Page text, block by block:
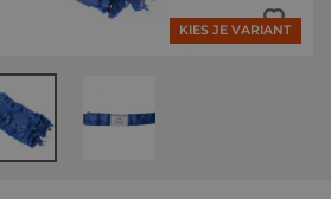
KIES JE VARIANT